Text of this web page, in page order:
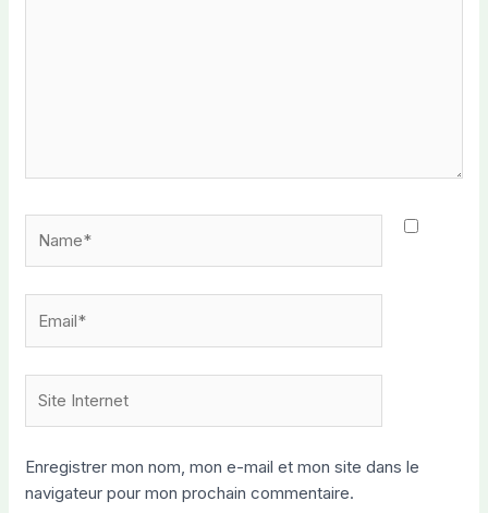
Internet
Enregistrer mon nom, mon e-mail et mon site dans le
navigateur pour mon prochain commentaire.